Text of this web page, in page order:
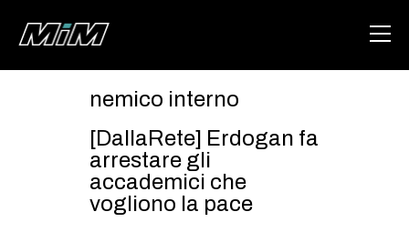
ABOUT
AREA
nemico interno
[DallaRete] Erdogan fa
arrestare gli
accademici che
vogliono la pace